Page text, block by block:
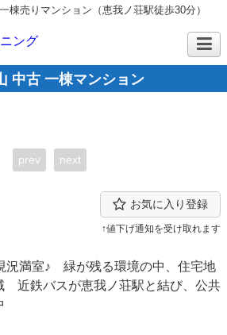
棟売りマンション（恵我ノ荘駅徒歩30分）
中古 一棟マンション
prev next
お気に入り登録
↑値下げ通知を受け取れます
満室♪ 緑が残る環境の中、住宅地
近鉄バスが恵我ノ荘駅と結び、公共